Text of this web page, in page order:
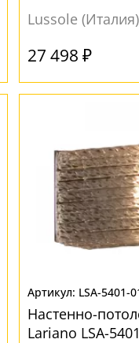
Lussole (Италия)
27 498 ₽
LSA-5401-
Настенно-
Lariano LSA-